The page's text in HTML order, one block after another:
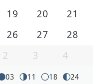
19 20 21
26 27 28
2 3 4
03 11 18 24